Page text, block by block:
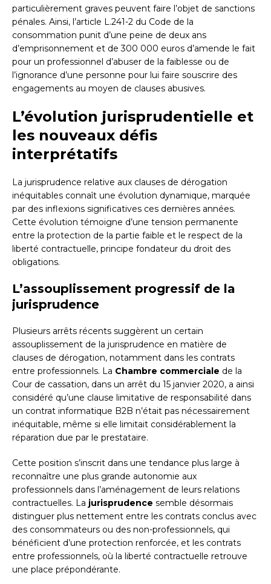
particulièrement graves peuvent faire l’objet de sanctions
pénales. Ainsi, l’article L.241-2 du Code de la
consommation punit d’une peine de deux ans
d’emprisonnement et de 300 000 euros d’amende le fait
pour un professionnel d’abuser de la faiblesse ou de
l’ignorance d’une personne pour lui faire souscrire des
engagements au moyen de clauses abusives.
L’évolution jurisprudentielle et
les nouveaux défis
interprétatifs
La jurisprudence relative aux clauses de dérogation
inéquitables connaît une évolution dynamique, marquée
par des inflexions significatives ces dernières années.
Cette évolution témoigne d’une tension permanente
entre la protection de la partie faible et le respect de la
liberté contractuelle, principe fondateur du droit des
obligations.
L’assouplissement progressif de la
jurisprudence
Plusieurs arrêts récents suggèrent un certain
assouplissement de la jurisprudence en matière de
clauses de dérogation, notamment dans les contrats
entre professionnels. La Chambre commerciale de la
Cour de cassation, dans un arrêt du 15 janvier 2020, a ainsi
considéré qu’une clause limitative de responsabilité dans
un contrat informatique B2B n’était pas nécessairement
inéquitable, même si elle limitait considérablement la
réparation due par le prestataire.
Cette position s’inscrit dans une tendance plus large à
reconnaître une plus grande autonomie aux
professionnels dans l’aménagement de leurs relations
contractuelles. La jurisprudence semble désormais
distinguer plus nettement entre les contrats conclus avec
des consommateurs ou des non-professionnels, qui
bénéficient d’une protection renforcée, et les contrats
entre professionnels, où la liberté contractuelle retrouve
une place prépondérante.